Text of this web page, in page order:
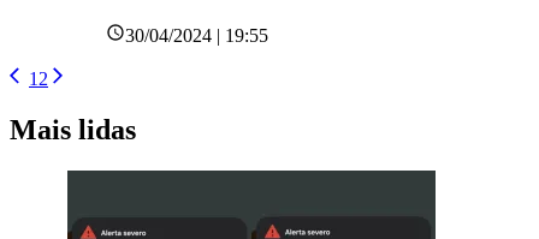
30/04/2024 | 19:55
1 2
Mais lidas